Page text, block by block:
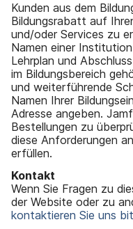
Kunden aus dem
Bildungsrabatt auf
und/oder Services zu
Namen einer
Lehrplan und
im Bildungsbereich
und weiterführende
Namen Ihrer
Adresse angeben.
Bestellungen zu
diese Anforderungen
erfüllen.
Kontakt
Wenn Sie Fragen zu
der Website oder zu
kontaktieren Sie uns